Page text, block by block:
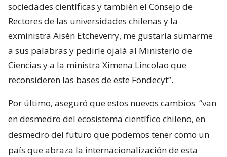
sociedades científicas y también el Consejo de
Rectores de las universidades chilenas y la
exministra Aisén Etcheverry, me gustaría sumarme
a sus palabras y pedirle ojalá al Ministerio de
Ciencias y a la ministra Ximena Lincolao que
reconsideren las bases de este Fondecyt”.
Por último, aseguró que estos nuevos cambios “van
en desmedro del ecosistema científico chileno, en
desmedro del futuro que podemos tener como un
país que abraza la internacionalización de esta